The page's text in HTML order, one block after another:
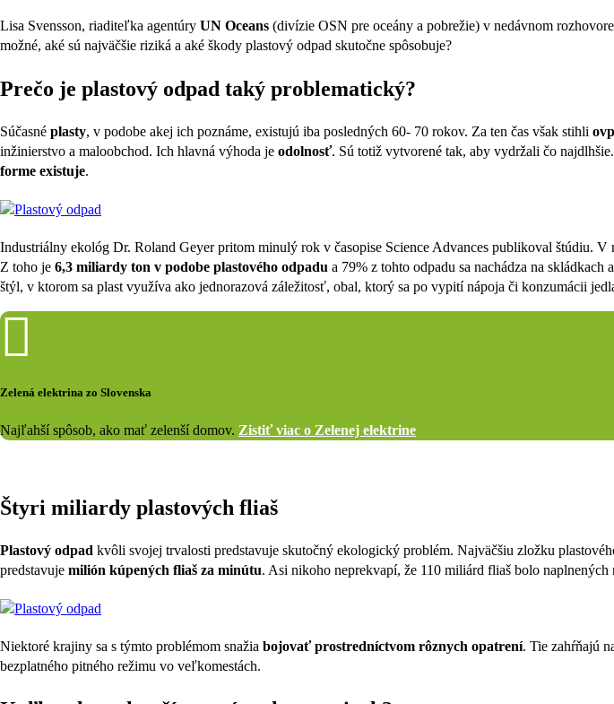
Lisa Svensson, riaditeľka agentúry UN Oceans (divízie OSN pre oceány a pobrežie) v nedávnom
možné, aké sú najväčšie riziká a aké škody plastový odpad skutočne spôsobuje?
Prečo je plastový odpad taký problematický?
Súčasné plasty, v podobe akej ich poznáme, existujú iba posledných 60- 70 rokov. Za ten čas však stihli
inžinierstvo a maloobchod. Ich hlavná výhoda je odolnosť. Sú totiž vytvorené tak, aby vydržali čo
forme existuje.
Industriálny ekológ Dr. Roland Geyer pritom minulý rok v časopise Science Advances publikoval štúdiu.
Z toho je 6,3 miliardy ton v podobe plastového odpadu a 79% z tohto odpadu sa nachádza na
štýl, v ktorom sa plast využíva ako jednorazová záležitosť, obal, ktorý sa po vypití nápoja či konzumácii
Zelená elektrina zo Slovenska
Najľahší spôsob, ako mať zelenší domov. Zistiť viac o Zelenej elektrine
Štyri miliardy plastových fliaš
Plastový odpad kvôli svojej trvalosti predstavuje skutočný ekologický problém. Najväčšiu zložku
predstavuje milión kúpených fliaš za minútu. Asi nikoho neprekvapí, že 110 miliárd fliaš bolo
Niektoré krajiny sa s týmto problémom snažia bojovať prostredníctvom rôznych opatrení. Tie zahŕňajú
bezplatného pitného režimu vo veľkomestách.